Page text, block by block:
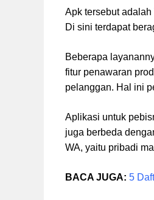
Apk tersebut adalah
Di sini terdapat
Beberapa
fitur penawaran
pelanggan. Hal ini
Aplikasi untuk
juga berbeda
WA, yaitu pribadi
BACA JUGA: 5